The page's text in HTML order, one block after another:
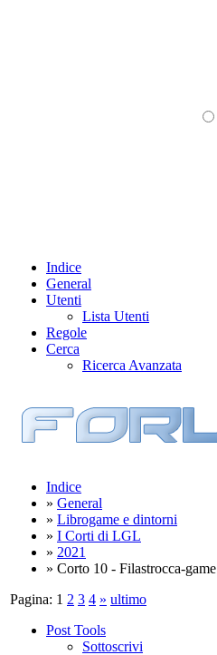
Indice
General
Utenti
Lista Utenti
Regole
Cerca
Ricerca Avanzata
Indice
» General
» Librogame e dintorni
» I Corti di LGL
» 2021
» Corto 10 - Filastrocca-game
Pagina: 1 2 3 4 » ultimo
Post Tools
Sottoscrivi